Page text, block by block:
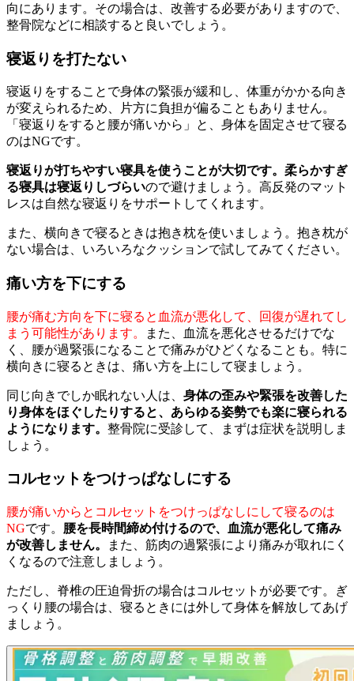
向にあります。その場合は、改善する必要がありますので、
整骨院などに相談すると良いでしょう。
寝返りを打たない
寝返りをすることで身体の緊張が緩和し、体重がかかる向き
が変えられるため、片方に負担が偏ることもありません。
「寝返りをすると腰が痛いから」と、身体を固定させて寝る
のはNGです。
寝返りが打ちやすい寝具を使うことが大切です。柔らかすぎ
る寝具は寝返りしづらいので避けましょう。高反発のマット
レスは自然な寝返りをサポートしてくれます。
また、横向きで寝るときは抱き枕を使いましょう。抱き枕が
ない場合は、いろいろなクッションで試してみてください。
痛い方を下にする
腰が痛む方向を下に寝ると血流が悪化して、回復が遅れてし
まう可能性があります。
また、血流を悪化させるだけでな
く、腰が過緊張になることで痛みがひどくなることも。特に
横向きに寝るときは、痛い方を上にして寝ましょう。
同じ向きでしか眠れない人は、 身体の歪みや緊張を改善した
り身体をほぐしたりすると、あらゆる姿勢でも楽に寝られる
ようになります。 整骨院に受診して、まずは症状を説明しま
しょう。
コルセットをつけっぱなしにする
腰が痛いからとコルセットをつけっぱなしにして寝るのは
NGです。 腰を長時間締め付けるので、血流が悪化して痛み
が改善しません。
また、筋肉の過緊張により痛みが取れにく
くなるので注意しましょう。
ただし、脊椎の圧迫骨折の場合はコルセットが必要です。ぎ
っくり腰の場合は、寝るときには外して身体を解放してあげ
ましょう。